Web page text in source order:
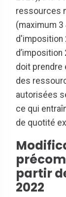
ressources
(maximum 3
d'imposition
d’imposition
doit prendre
des
autorisées
ce qui
de quotité
partir
2022